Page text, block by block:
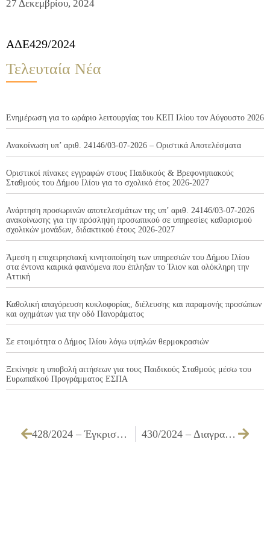
27 Δεκεμβρίου, 2024
ΑΔΕ429/2024
Τελευταία Νέα
Ενημέρωση για το ωράριο λειτουργίας του ΚΕΠ Ιλίου τον Αύγουστο 2026
Ανακοίνωση υπ’ αριθ. 24146/03-07-2026 – Οριστικά Αποτελέσματα
Οριστικοί πίνακες εγγραφών στους Παιδικούς & Βρεφονηπιακούς
Σταθμούς του Δήμου Ιλίου για το σχολικό έτος 2026-2027
Ανάρτηση προσωρινών αποτελεσμάτων της υπ’ αριθ. 24146/03-07-2026
ανακοίνωσης για την πρόσληψη προσωπικού σε υπηρεσίες καθαρισμού
σχολικών μονάδων, διδακτικού έτους 2026-2027
Άμεση η επιχειρησιακή κινητοποίηση των υπηρεσιών του Δήμου Ιλίου
στα έντονα καιρικά φαινόμενα που έπληξαν το Ίλιον και ολόκληρη την
Αττική
Καθολική απαγόρευση κυκλοφορίας, διέλευσης και παραμονής προσώπων
και οχημάτων για την οδό Πανοράματος
Σε ετοιμότητα ο Δήμος Ιλίου λόγω υψηλών θερμοκρασιών
Ξεκίνησε η υποβολή αιτήσεων για τους Παιδικούς Σταθμούς μέσω του
Ευρωπαϊκού Προγράμματος ΕΣΠΑ
428/2024 – Έγκριση όρων διακήρυξης δημοπρασίας για τη μίσθωση ακινήτου με σκοπό τη στέγαση του Ε’ Κ.Α.Π.Η. Δήμου Ιλίου 430/2024 – Διαγραφή ποσών από βεβαιωτικούς καταλόγους